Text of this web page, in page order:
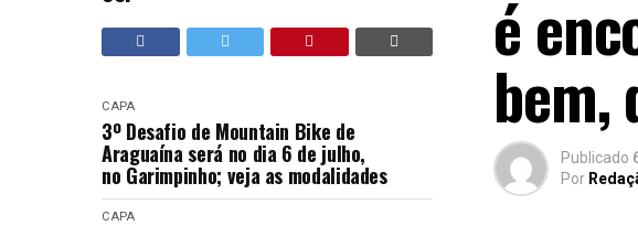
CAPA
3º Desafio de Mountain Bike de
Araguaína será no dia 6 de julho,
no Garimpinho; veja as modalidades
CAPA
é
bem,
Publicado
Por